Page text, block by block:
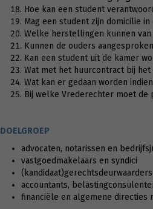
Hoe kan een student
Mag een student zijn domicilie
Welke herstellingen kunnen
Kunnen de ouders
Kan een student uit de kamer
Wat met het huurcontract bij
Wat kan er gedaan worden
Bij welke Vrederechter moet de
DOELGROEP
advocaten, notarissen en
vastgoedmakelaars en syndici
(kandidaat)gerechtsdeurwaarders
accountants,
financiële en algemene directies